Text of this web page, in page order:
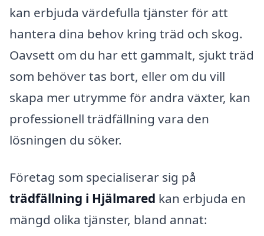
kan erbjuda värdefulla tjänster för att
hantera dina behov kring träd och skog.
Oavsett om du har ett gammalt, sjukt träd
som behöver tas bort, eller om du vill
skapa mer utrymme för andra växter, kan
professionell trädfällning vara den
lösningen du söker.
Företag som specialiserar sig på
trädfällning i Hjälmared kan erbjuda en
mängd olika tjänster, bland annat: